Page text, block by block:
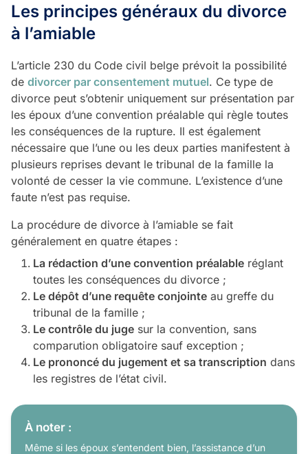
Les principes généraux du divorce
à l’amiable
L’article 230 du Code civil belge prévoit la possibilité
de divorcer par consentement mutuel. Ce type de
divorce peut s’obtenir uniquement sur présentation par
les époux d’une convention préalable qui règle toutes
les conséquences de la rupture. Il est également
nécessaire que l’une ou les deux parties manifestent à
plusieurs reprises devant le tribunal de la famille la
volonté de cesser la vie commune. L’existence d’une
faute n’est pas requise.
La procédure de divorce à l’amiable se fait
généralement en quatre étapes :
La rédaction d’une convention préalable réglant
toutes les conséquences du divorce ;
Le dépôt d’une requête conjointe au greffe du
tribunal de la famille ;
Le contrôle du juge sur la convention, sans
comparution obligatoire sauf exception ;
Le prononcé du jugement et sa transcription dans
les registres de l’état civil.
À noter :
Même si les époux s’entendent bien, l’assistance d’un